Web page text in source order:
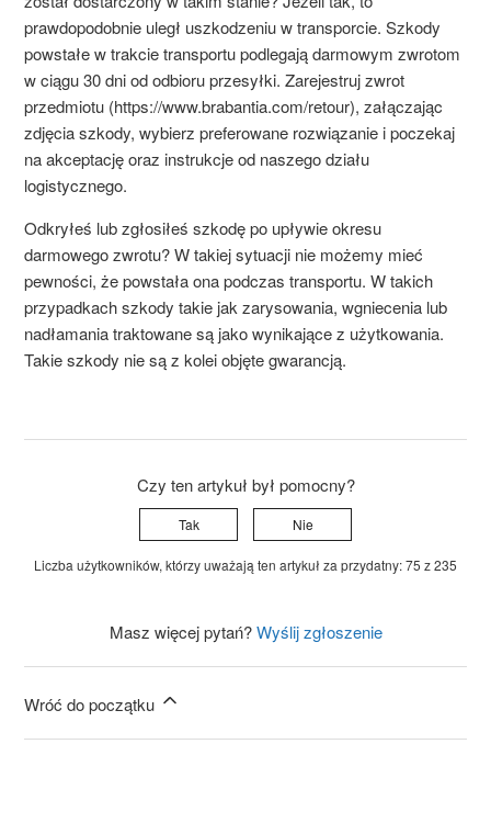
prawdopodobnie uległ uszkodzeniu w transporcie. Szkody
powstałe w trakcie transportu podlegają darmowym zwrotom
w ciągu 30 dni od odbioru przesyłki. Zarejestruj zwrot
przedmiotu (https://www.brabantia.com/retour), załączając
zdjęcia szkody, wybierz preferowane rozwiązanie i poczekaj
na akceptację oraz instrukcje od naszego działu
logistycznego.
Odkryłeś lub zgłosiłeś szkodę po upływie okresu
darmowego zwrotu? W takiej sytuacji nie możemy mieć
pewności, że powstała ona podczas transportu. W takich
przypadkach szkody takie jak zarysowania, wgniecenia lub
nadłamania traktowane są jako wynikające z użytkowania.
Takieszkody niesązkoleiobjętegwarancją.
Czy ten artykuł był pomocny?
Tak Nie
Liczba użytkowników, którzy uważają ten artykuł za przydatny: 75 z 235
Masz więcej pytań?Wyślij zgłoszenie
Wróć do początku